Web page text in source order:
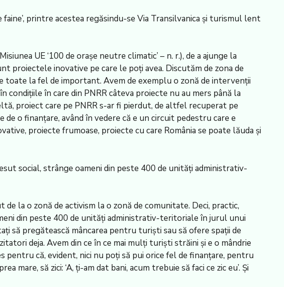
printre acestea regăsindu-se Via Transilvanica și turismul lent
UE ‘100 de orașe neutre climatic’ – n. r.), de a ajunge la
proiectele inovative pe care le poți avea. Discutăm de zona de
la fel de important. Avem de exemplu o zonă de intervenții
în care din PNRR câteva proiecte nu au mers până la
proiect care pe PNRR s-ar fi pierdut, de altfel recuperat pe
o finanțare, având în vedere că e un circuit pedestru care e
proiecte frumoase, proiecte cu care România se poate lăuda și
social, strânge oameni din peste 400 de unități administrativ-
la o zonă de activism la o zonă de comunitate. Deci, practic,
din peste 400 de unități administrativ-teritoriale în jurul unui
să pregătească mâncarea pentru turiști sau să ofere spații de
deja. Avem din ce în ce mai mulți turiști străini și e o mândrie
că, evident, nici nu poți să pui orice fel de finanțare, pentru
să zici: ‘A, ți-am dat bani, acum trebuie să faci ce zic eu’. Și